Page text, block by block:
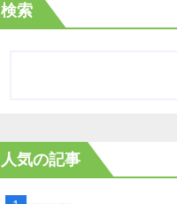
検索
人気の記事